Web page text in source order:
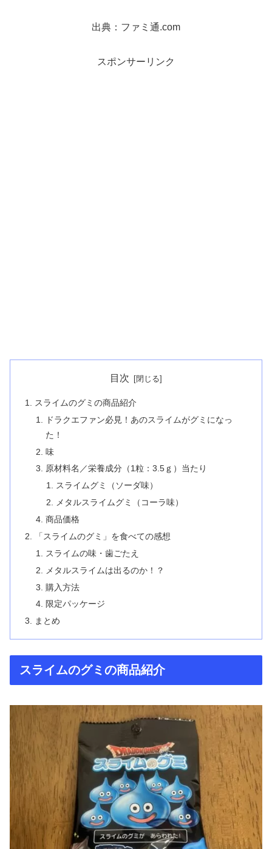
出典：ファミ通.com
スポンサーリンク
目次
スライムのグミの商品紹介
ドラクエファン必見！あのスライムがグミになっ
た！
味
原材料名／栄養成分（1粒：3.5ｇ）当たり
スライムグミ（ソーダ味）
メタルスライムグミ（コーラ味）
商品価格
「スライムのグミ」を食べての感想
スライムの味・歯ごたえ
メタルスライムは出るのか！？
購入方法
限定パッケージ
まとめ
スライムのグミの商品紹介